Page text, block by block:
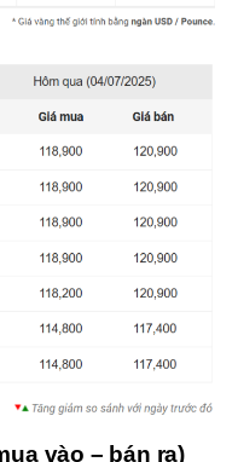
vào – bán ra)